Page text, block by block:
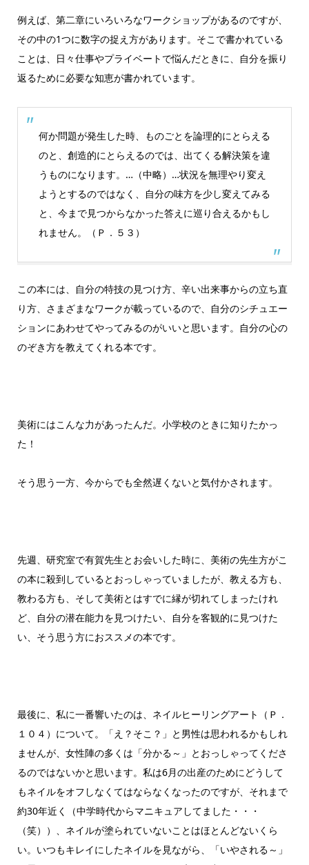
例えば、第二章にいろいろなワークショップがあるのですが、
その中の1つに数字の捉え方があります。そこで書かれている
ことは、日々仕事やプライベートで悩んだときに、自分を振り
返るために必要な知恵が書かれています。
何か問題が発生した時、ものごとを論理的にとらえる
のと、創造的にとらえるのでは、出てくる解決策を違
うものになります。…（中略）…状況を無理やり変え
ようとするのではなく、自分の味方を少し変えてみる
と、今まで見つからなかった答えに巡り合えるかもし
れません。（Ｐ．５３）
この本には、自分の特技の見つけ方、辛い出来事からの立ち直
り方、さまざまなワークが載っているので、自分のシチュエー
ションにあわせてやってみるのがいいと思います。自分の心の
のぞき方を教えてくれる本です。
美術にはこんな力があったんだ。小学校のときに知りたかっ
た！
そう思う一方、今からでも全然遅くないと気付かされます。
先週、研究室で有賀先生とお会いした時に、美術の先生方がこ
の本に殺到しているとおっしゃっていましたが、教える方も、
教わる方も、そして美術とはすでに縁が切れてしまったけれ
ど、自分の潜在能力を見つけたい、自分を客観的に見つけた
い、そう思う方におススメの本です。
最後に、私に一番響いたのは、ネイルヒーリングアート（Ｐ．
１０４）について。「え？そこ？」と男性は思われるかもしれ
ませんが、女性陣の多くは「分かる～」とおっしゃってくださ
るのではないかと思います。私は6月の出産のためにどうして
もネイルをオフしなくてはならなくなったのですが、それまで
約30年近く（中学時代からマニキュアしてました・・・
（笑））、ネイルが塗られていないことはほとんどないくら
い。いつもキレイにしたネイルを見ながら、「いやされる～」